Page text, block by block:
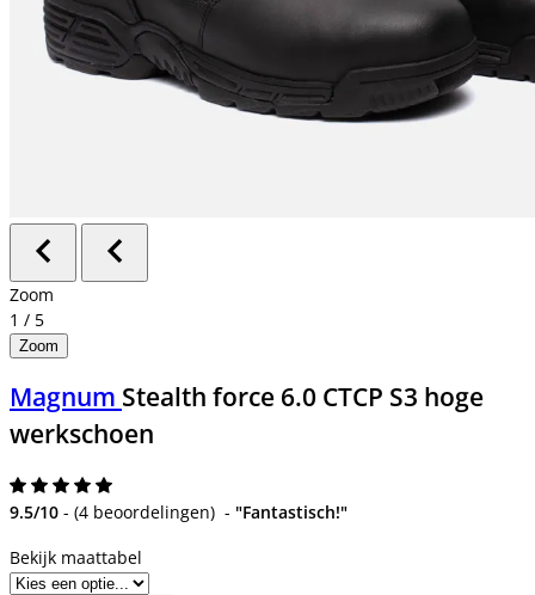
Zoom
1 / 5
Zoom
Magnum Stealth force 6.0 CTCP S3 hoge
werkschoen
9.5/10 - (4 beoordelingen) - "Fantastisch!"
Bekijk maattabel